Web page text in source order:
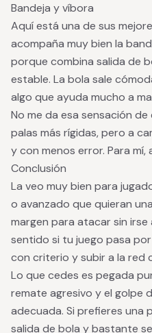
Bandeja y víbora
Aquí está una de sus
acompaña muy bien la
porque combina salida de
estable. La bola sale
algo que ayuda mucho a
No me da esa sensación
palas más rígidas, pero a
y con menos error. Para mí,
Conclusión
La veo muy bien para
o avanzado que quieran
margen para atacar sin
sentido si tu juego pasa
con criterio y subir a la red
Lo que cedes es pegada
remate agresivo y el golpe
adecuada. Si prefieres una
salida de bola y bastante